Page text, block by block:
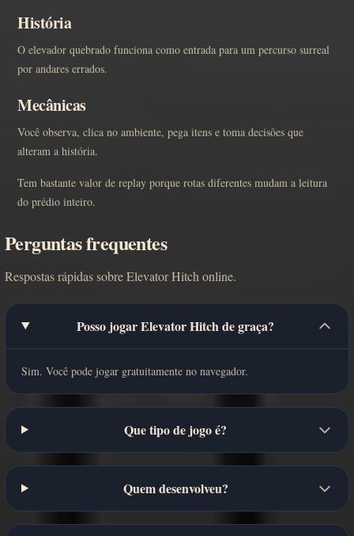
História
O elevador quebrado funciona como entrada para um percurso surreal
por andares errados.
Mecânicas
Você observa, clica no ambiente, pega itens e toma decisões que
alteram a história.
Tem bastante valor de replay porque rotas diferentes mudam a leitura
do prédio inteiro.
Perguntas frequentes
Respostas rápidas sobre Elevator Hitch online.
Posso jogar Elevator Hitch de graça?
Sim. Você pode jogar gratuitamente no navegador.
Que tipo de jogo é?
Quem desenvolveu?